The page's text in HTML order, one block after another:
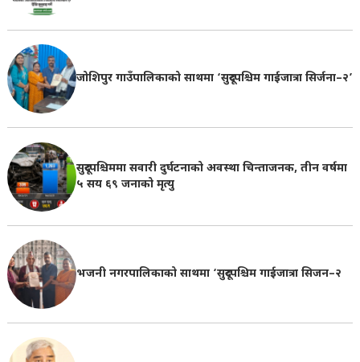
जोशिपुर गाउँपालिकाको साथमा ‘सुदूरपश्चिम गाईजात्रा सिर्जना–२’
सुदूरपश्चिममा सवारी दुर्घटनाको अवस्था चिन्ताजनक, तीन वर्षमा
५ सय ६९ जनाको मृत्यु
भजनी नगरपालिकाको साथमा ‘सुदूरपश्चिम गाईजात्रा सिजन–२